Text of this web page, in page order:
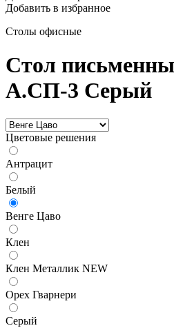
Добавить в избранное
Столы офисные
Стол
А.СП-3 Серый
Цветовые решения
Антрацит
Белый
Венге Цаво
Клен
Клен Металлик NEW
Орех Гварнери
Серый